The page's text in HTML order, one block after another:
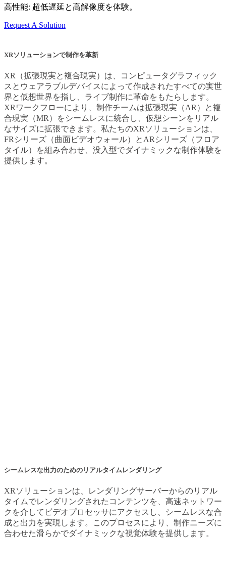
高性能: 超低遅延と高解像度を体験。
Request A Solution
XRソリューションで制作を革新
XR（拡張現実と複合現実）は、コンピュータグラフィック
スとウェアラブルデバイスによって作成されたすべての実世
界と仮想世界を指し、ライブ制作に革命をもたらします。
XRワークフローにより、制作チームは拡張現実（AR）と複
合現実（MR）をシームレスに統合し、仮想シーンをリアル
なサイズに拡張できます。私たちのXRソリューションは、
FRシリーズ（曲面ビデオウォール）とARシリーズ（フロア
タイル）を組み合わせ、没入型でダイナミックな制作体験を
提供します。
シームレスな出力のためのリアルタイムレンダリング
XRソリューションは、レンダリングサーバーからのリアル
タイムでレンダリングされたコンテンツを、高速ネットワー
クを介してビデオプロセッサにアクセスし、シームレスな合
成と出力を実現します。このプロセスにより、制作ニーズに
合わせた滑らかでダイナミックな視覚体験を提供します。